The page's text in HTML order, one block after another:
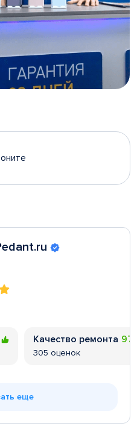
Качество ремонта
305 оценок
еще